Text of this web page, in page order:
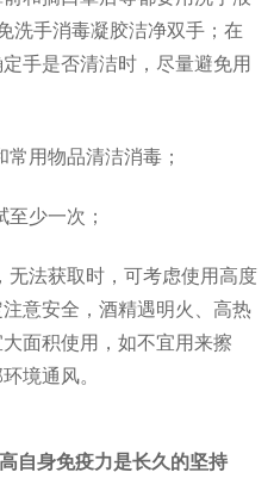
洗手消毒凝胶洁净双手；在
手是否清洁时，尽量避免用
用物品清洁消毒；
少一次；
法获取时，可考虑使用高度
意安全，酒精遇明火、高热
面积使用，如不宜用来擦
境通风。
自身免疫力是长久的坚持